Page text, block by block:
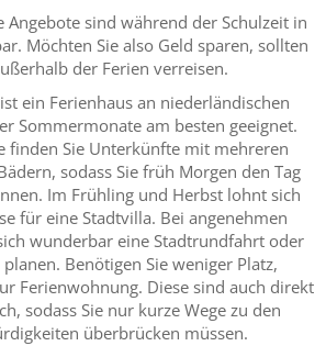
Angebote sind während der Schulzeit in
Möchten Sie also Geld sparen, sollten
der Ferien verreisen.
ein Ferienhaus an niederländischen
Sommermonate am besten geeignet.
finden Sie Unterkünfte mit mehreren
sodass Sie früh Morgen den Tag
Im Frühling und Herbst lohnt sich
für eine Stadtvilla. Bei angenehmen
wunderbar eine Stadtrundfahrt oder
Benötigen Sie weniger Platz,
Ferienwohnung. Diese sind auch direkt
sodass Sie nur kurze Wege zu den
überbrücken müssen.